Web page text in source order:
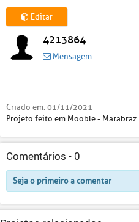
Editar
4213864
Mensagem
Criado em:01/11/2021
Projeto feito em Mooble - Marabraz
Comentários - 0
Seja o primeiro a comentar